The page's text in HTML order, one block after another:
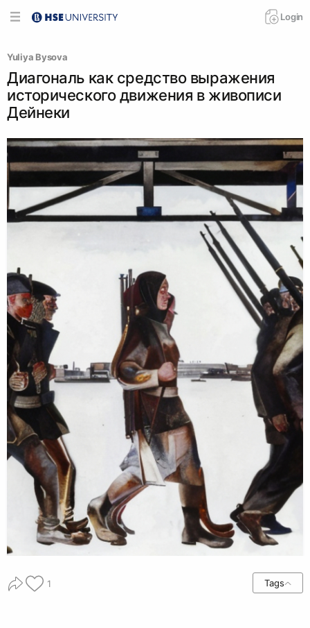
Login
Yuliya Bysova
Диагональ как средство выражения
исторического движения в живописи
Дейнеки
1 Tags